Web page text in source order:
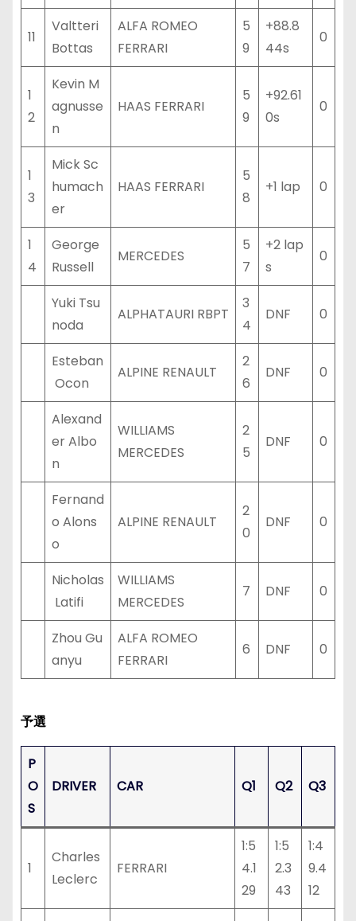
11
Valtteri
Bottas
ALFA ROMEO
FERRARI
5
9
+88.8
44s
0
1
2
Kevin M
agnusse
n
HAAS FERRARI
5
9
+92.61
0s
0
1
3
Mick Sc
humach
er
HAAS FERRARI
5
8
+1 lap 0
1
4
George
Russell
MERCEDES
5
7
+2 lap
s
0
Yuki Tsu
noda
ALPHATAURI RBPT
3
4
DNF 0
Esteban
Ocon
ALPINE RENAULT
2
6
DNF 0
Alexand
er Albo
n
WILLIAMS
MERCEDES
2
5
DNF 0
Fernand
o Alons
o
ALPINE RENAULT
2
0
DNF 0
Nicholas
Latifi
WILLIAMS
MERCEDES
7 DNF 0
Zhou Gu
anyu
ALFA ROMEO
FERRARI
6 DNF 0
予選
P
O
S
DRIVER CAR Q1 Q2 Q3
1
Charles
Leclerc
FERRARI
1:5
4.1
29
1:5
2.3
43
1:4
9.4
12